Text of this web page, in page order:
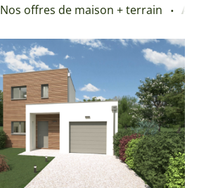
Prendre RDV
+33 2 31 84 06 85
Nos offres de maison + terrain